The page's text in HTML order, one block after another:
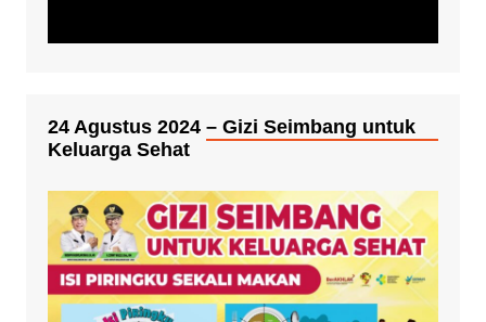
24 Agustus 2024 – Gizi Seimbang untuk
Keluarga Sehat